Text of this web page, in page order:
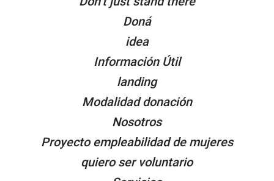
Doná
idea
Información Útil
landing
Modalidad donación
Nosotros
Proyecto empleabilidad de mujeres
quiero ser voluntario